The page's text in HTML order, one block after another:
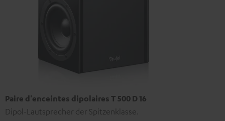
Paire d'enceintes dipolaires T 500 D 16
Dipol-Lautsprecher der Spitzenklasse.